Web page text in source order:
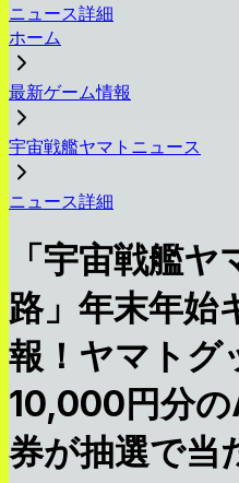
ニュース詳細
ホーム
最新ゲーム情報
宇宙戦艦ヤマトニュース
ニュース詳細
「宇宙戦艦
路」年末年始
報！ヤマトグ
10,000円分
券が抽選で当